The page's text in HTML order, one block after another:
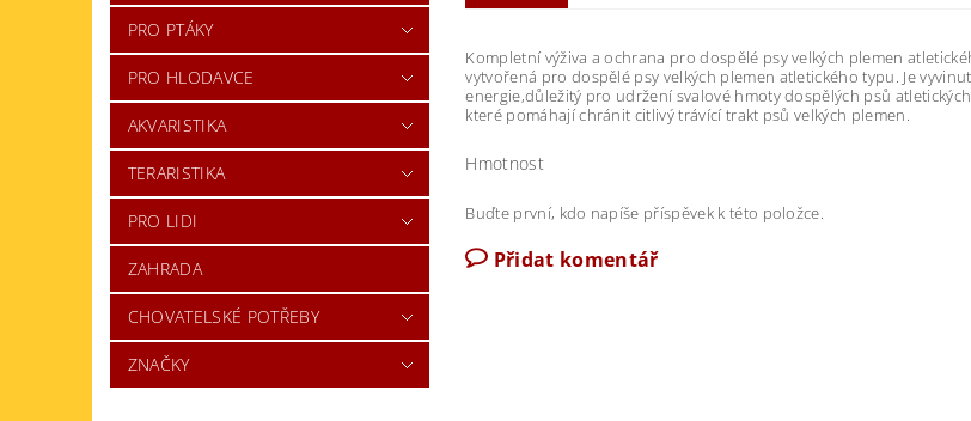
PRO PTÁKY
PRO HLODAVCE
AKVARISTIKA
TERARISTIKA
PRO LIDI
ZAHRADA
CHOVATELSKÉ POTŘEBY
ZNAČKY
Kompletní výživa a ochrana pro dospělé psy velkých plemen
vytvořená pro dospělé psy velkých plemen atletického typu. Je
energie,důležitý pro udržení svalové hmoty dospělých psů
které pomáhají chránit citlivý trávící trakt psů velkých plemen.
Hmotnost
Buďte první, kdo napíše příspěvek k této položce.
Přidat komentář